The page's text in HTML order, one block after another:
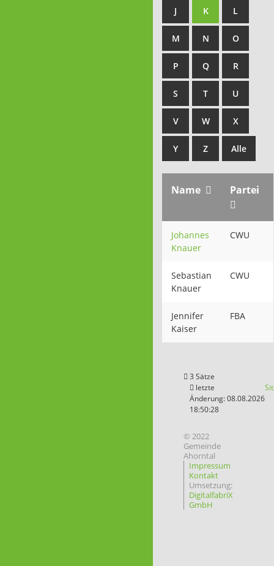
J K L
M N O
P Q R
S T U
V W X
Y Z Alle
Name Partei
Johannes
Knauer
CWU
Sebastian
Knauer
CWU
Jennifer
Kaiser
FBA
3 Sätze
letzte
Änderung: 08.08.2026
18:50:28
© 2022
Gemeinde
Ahorntal
Impressum
Kontakt
Umsetzung:
DigitalfabriX
GmbH